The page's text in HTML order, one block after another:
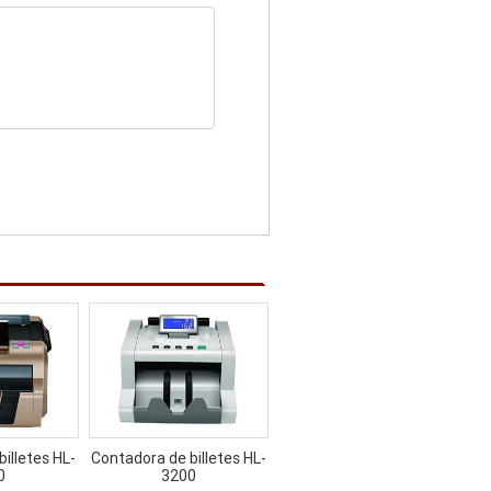
HL-
Contadora de billetes HL-
3200